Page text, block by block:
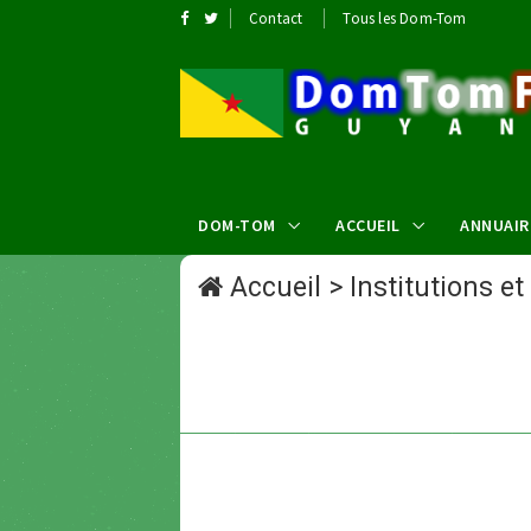
Contact Tous les Dom-Tom
DOM-TOM ACCUEIL
Accueil > Institutions